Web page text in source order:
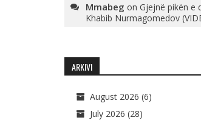
Mmabeg on Gjejnë pikën e
Khabib Nurmagomedov
ARKIVI
August 2026 (6)
July 2026 (28)